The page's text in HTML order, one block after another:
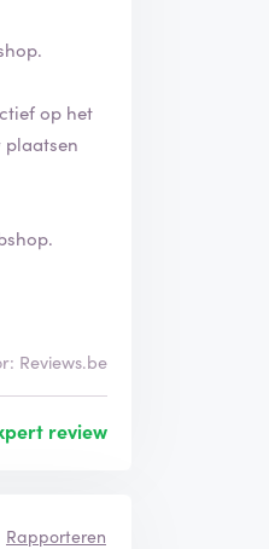
op het
plaatsen
Reviews.be
review
Rapporteren